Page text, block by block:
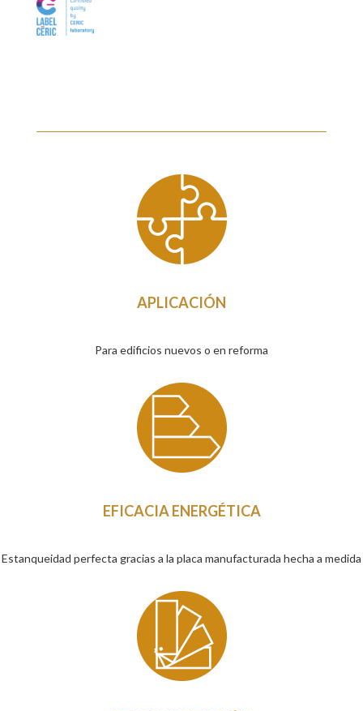
APLICACIÓN
Para edificios nuevos o en reforma
EFICACIA ENERGÉTICA
Estanqueidad perfecta gracias a la placa manufacturada hecha a medida